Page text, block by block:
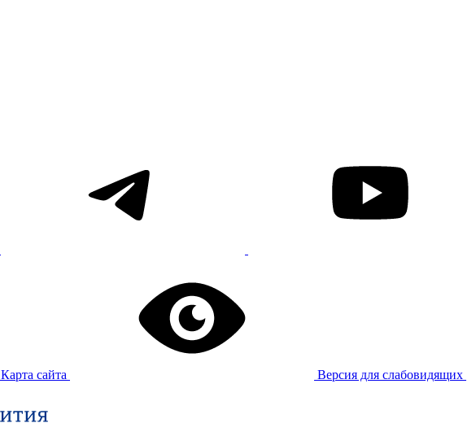
Карта сайта Версия для слабовидящих